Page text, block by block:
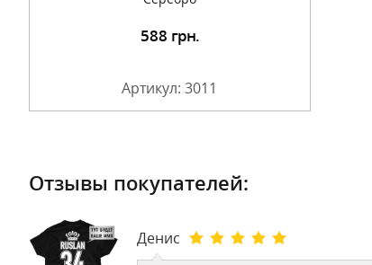
588 грн.
Артикул: 3011
Отзывы покупателей:
Денис